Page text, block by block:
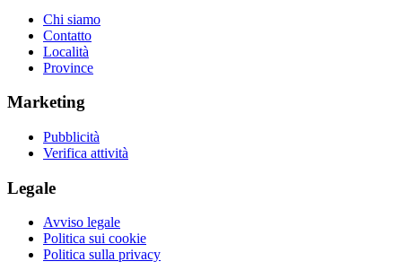
Chi siamo
Contatto
Località
Province
Marketing
Pubblicità
Verifica attività
Legale
Avviso legale
Politica sui cookie
Politica sulla privacy